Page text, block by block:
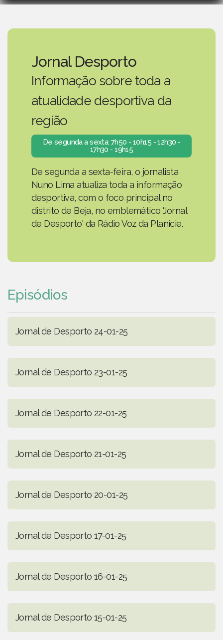
Jornal Desporto
Informação sobre toda a
atualidade desportiva da
região
De segunda a sexta: 7h50 - 10h15 - 12h30 -
17h30 - 19h15
De segunda a sexta-feira, o jornalista
Nuno Lima atualiza toda a informação
desportiva, com o foco principal no
distrito de Beja, no emblemático 'Jornal
de Desporto' da Rádio Voz da Planície.
Episódios
Jornal de Desporto 24-01-25
Jornal de Desporto 23-01-25
Jornal de Desporto 22-01-25
Jornal de Desporto 21-01-25
Jornal de Desporto 20-01-25
Jornal de Desporto 17-01-25
Jornal de Desporto 16-01-25
Jornal de Desporto 15-01-25